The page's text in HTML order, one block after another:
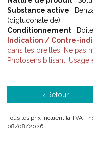
Substance active :
(digluconate de)
Conditionnement :
Indication / Contre-
dans les oreilles, Ne pas
Photosensibilisant, Usage
‹ Retour
Tous les prix incluent la TVA -
08/08/2026.